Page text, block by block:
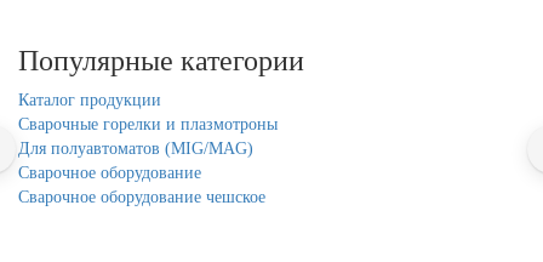
Популярные категории
Каталог продукции
Cварочные горелки и плазмотроны
Для полуавтоматов (MIG/MAG)
Сварочное оборудование
Сварочное оборудование чешское